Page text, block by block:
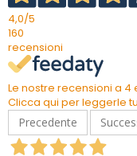
4,0/5
160
recensioni
Le nostre recensioni a 4
Clicca qui per leggerle
Precedente